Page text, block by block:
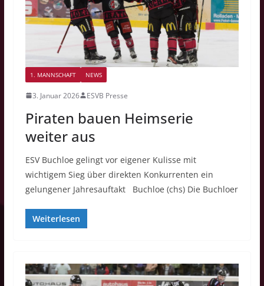
1. MANNSCHAFT NEWS
3. Januar 2026 ESVB Presse
Piraten bauen Heimserie
weiter aus
ESV Buchloe gelingt vor eigener Kulisse mit
wichtigem Sieg über direkten Konkurrenten ein
gelungener Jahresauftakt Buchloe (chs) Die Buchloer
Weiterlesen